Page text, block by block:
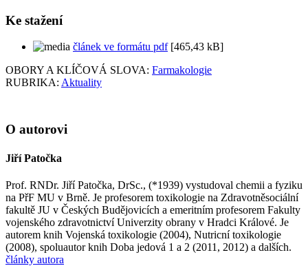
Ke stažení
článek ve formátu pdf[465,43 kB]
OBORY A KLÍČOVÁ SLOVA: Farmakologie
RUBRIKA: Aktuality
O autorovi
Jiří Patočka
Prof. RNDr. Jiří Patočka, DrSc., (*1939) vystudoval chemii a fyziku
na PřF MU v Brně. Je profesorem toxikologie na Zdravotněsociální
fakultě JU v Českých Budějovicích a emeritním profesorem Fakulty
vojenského zdravotnictví Univerzity obrany v Hradci Králové. Je
autorem knih Vojenská toxikologie (2004), Nutricní toxikologie
(2008), spoluautor knih Doba jedová 1 a 2 (2011, 2012) a dalších.
články autora